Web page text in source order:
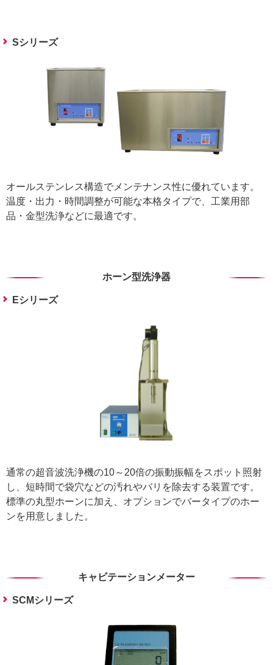
Sシリーズ
オールステンレス構造でメンテナンス性に優れています。
温度・出力・時間調整が可能な本格タイプで、工業用部
品・金型洗浄などに最適です。
ホーン型洗浄器
Eシリーズ
通常の超音波洗浄機の10～20倍の振動振幅をスポット照射
し、短時間で袋穴などの汚れやバリを除去する装置です。
標準の丸型ホーンに加え、オプションでバータイプのホー
ンを用意しました。
キャビテーションメーター
SCMシリーズ